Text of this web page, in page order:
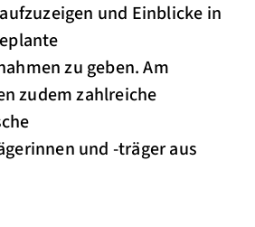
und Einblicke in
zu geben. Am
zudem zahlreiche
und -träger aus